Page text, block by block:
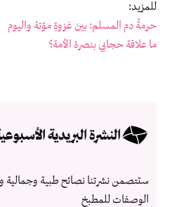
للمزيد:
حرمةُ دم المسلم: بينَ غزوةِ مؤتة واليوم
ما علاقة حجابي بنصرة الأمة؟
النشرة البريدية
ستتصمن نشرتنا نصائح طبية وجمالية
الوصفات للمطبخ